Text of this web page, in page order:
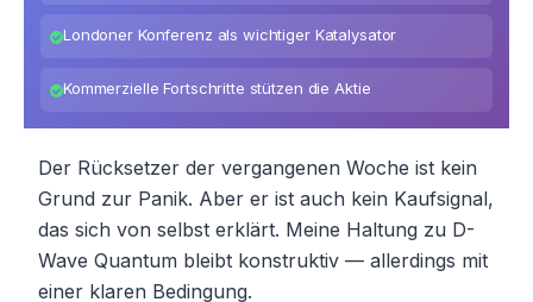
Londoner Konferenz als wichtiger Katalysator
Kommerzielle Fortschritte stützen die Aktie
Der Rücksetzer der vergangenen Woche ist kein
Grund zur Panik. Aber er ist auch kein Kaufsignal,
das sich von selbst erklärt. Meine Haltung zu D-
Wave Quantum bleibt konstruktiv — allerdings mit
einer klaren Bedingung.